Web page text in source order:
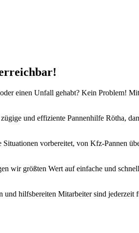
einen Unfall gehabt? Kein Problem!
und effiziente Pannenhilfe Rötha,
vorbereitet, von Kfz-Pannen
wir größten Wert auf einfache und
hilfsbereiten Mitarbeiter sind